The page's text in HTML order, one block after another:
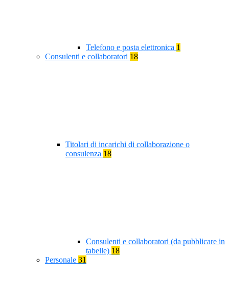
Telefono e posta elettronica 1
Consulenti e collaboratori 18
Titolari di incarichi di collaborazione o
consulenza 18
Consulenti e collaboratori (da pubblicare in
tabelle) 18
Personale 31